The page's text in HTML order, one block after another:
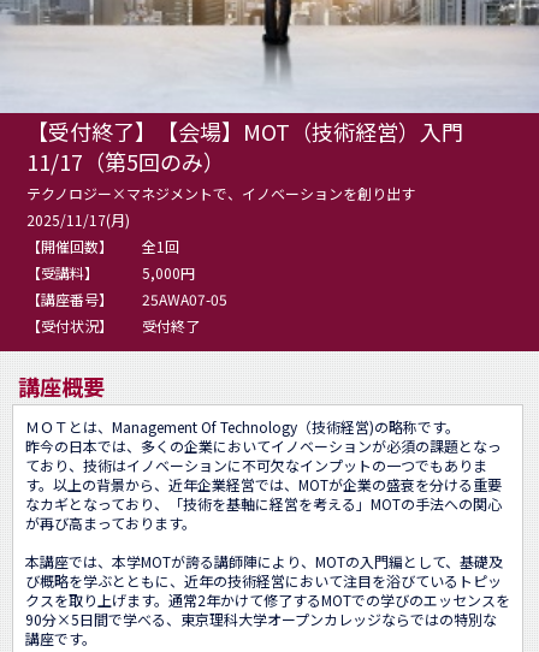
【受付終了】【会場】MOT（技術経営）入門
11/17（第5回のみ）
テクノロジー×マネジメントで、イノベーションを創り出す
2025/11/17(月)
【開催回数】
全1回
【受講料】
5,000円
【講座番号】
25AWA07-05
【受付状況】
受付終了
講座概要
ＭＯＴとは、Management Of Technology（技術経営)の略称です。
昨今の日本では、多くの企業においてイノベーションが必須の課題となっ
ており、技術はイノベーションに不可欠なインプットの一つでもありま
す。以上の背景から、近年企業経営では、MOTが企業の盛衰を分ける重要
なカギとなっており、「技術を基軸に経営を考える」MOTの手法への関心
が再び高まっております。
本講座では、本学MOTが誇る講師陣により、MOTの入門編として、基礎及
び概略を学ぶとともに、近年の技術経営において注目を浴びているトピッ
クスを取り上げます。通常2年かけて修了するMOTでの学びのエッセンスを
90分×5日間で学べる、東京理科大学オープンカレッジならではの特別な
講座です。